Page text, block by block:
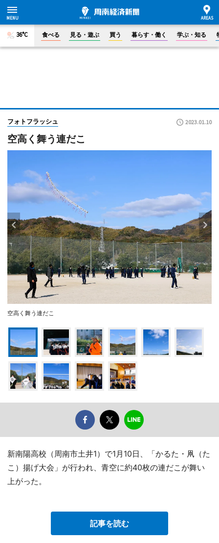
36°C 食べる 見る・遊ぶ 買う 暮らす・働く 学ぶ・知る
フォトフラッシュ 2023.01.10
空高く舞う連だこ
空高く舞う連だこ
新南陽高校（周南市土井1）で1月10日、「かるた・凧（た
こ）揚げ大会」が行われ、青空に約40枚の連だこが舞い
上がった。
記事を読む